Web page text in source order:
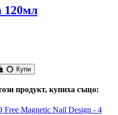
120мл
Купи
продукт, купиха също: